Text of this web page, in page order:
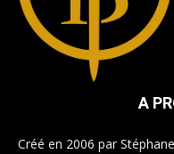
A
Créé en 2006 par